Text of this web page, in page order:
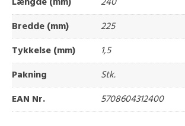
Bredde (mm)
225
Tykkelse (mm)
1,5
Pakning
Stk.
EAN Nr.
5708604312400